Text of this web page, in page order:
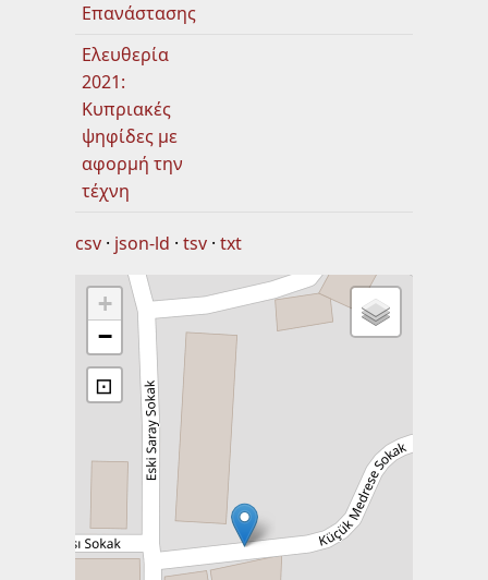
Επανάστασης
Ελευθερία
2021:
Κυπριακές
ψηφίδες με
αφορμή την
τέχνη
csv json-ld tsv txt
+
−
⊡